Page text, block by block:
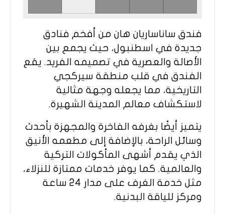
فندق ساناساريان هان من أفخم فنادق
جديدة في اسطنبول، حيث يجمع بين
الأصالة والعصرية في تصميمه الفريد. يقع
الفندق في قلب منطقة سيركجي
التاريخية، مما يجعله وجهة مثالية
لاستكشاف معالم المدينة الشهيرة.
يتميز أيضًا بغرفه الفاخرة والمجهزة بأحدث
وسائل الراحة، بالإضافة إلى مطعمه الأنيق
الذي يقدم أشهى المأكولات التركية
والعالمية. كما يوفر خدمات ممتازة للنزلاء،
مثل خدمة الغرف على مدار 24 ساعة
ومركز للياقة البدنية.